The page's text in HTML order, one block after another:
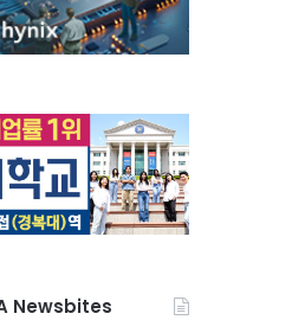
Newsbites